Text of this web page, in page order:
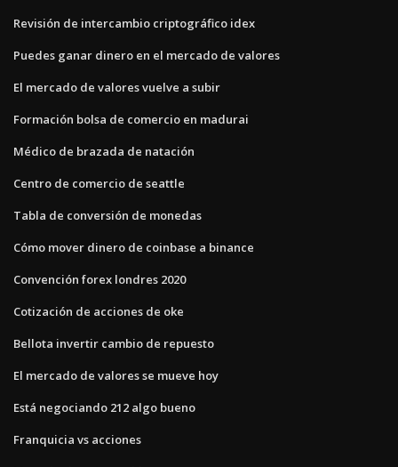
Revisión de intercambio criptográfico idex
Puedes ganar dinero en el mercado de valores
El mercado de valores vuelve a subir
Formación bolsa de comercio en madurai
Médico de brazada de natación
Centro de comercio de seattle
Tabla de conversión de monedas
Cómo mover dinero de coinbase a binance
Convención forex londres 2020
Cotización de acciones de oke
Bellota invertir cambio de repuesto
El mercado de valores se mueve hoy
Está negociando 212 algo bueno
Franquicia vs acciones